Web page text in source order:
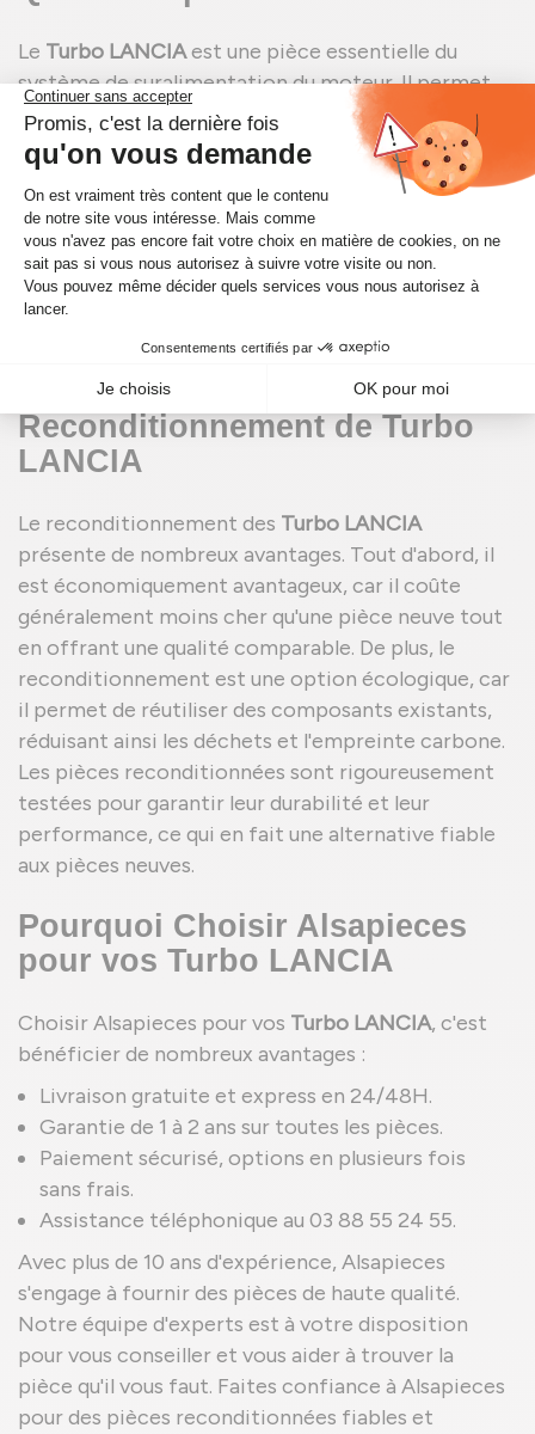
Le Turbo LANCIAest une pièce essentielle du
système de suralimentation du moteur. Il permet
d'augmenter la puissance et l'efficacité du moteur
en comprimant l'air qui entre dans les cylindres. Ce
processus améliore la combustion du carburant, ce
qui se traduit par une meilleure performance et
une réduction des émissions polluantes. Le turbo
est donc crucial pour les performances globales du
véhicule, offrant une conduite plus dynamique et
Avantages du
Reconditionnement de Turbo
LANCIA
Le reconditionnement des Turbo LANCIA
présente de nombreux avantages. Tout d'abord, il
est économiquement avantageux, car il coûte
généralement moins cher qu'une pièce neuve tout
en offrant une qualité comparable. De plus, le
reconditionnement est une option écologique, car
il permet de réutiliser des composants existants,
réduisant ainsi les déchets et l'empreinte carbone.
Les pièces reconditionnées sont rigoureusement
testées pour garantir leur durabilité et leur
performance, ce qui en fait une alternative fiable
aux pièces neuves.
Pourquoi Choisir Alsapieces
pour vos Turbo LANCIA
Choisir Alsapieces pour vos Turbo LANCIA, c'est
bénéficier de nombreux avantages :
Livraison gratuite et express en 24/48H.
Garantie de 1 à 2 ans sur toutes les pièces.
Paiement sécurisé, options en plusieurs fois
sans frais.
Assistance téléphonique au 03 88 55 24 55.
Avec plus de 10 ans d'expérience, Alsapieces
s'engage à fournir des pièces de haute qualité.
Notre équipe d'experts est à votre disposition
pour vous conseiller et vous aider à trouver la
pièce qu'il vous faut. Faites confiance à Alsapieces
pour des pièces reconditionnées fiables et